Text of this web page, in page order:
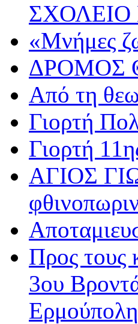
«Μνήμες
ΔΡΟΜΟΣ
Από τη
Γιορτή
Γιορτή
ΑΓΙΟΣ
Προς τους
3ου